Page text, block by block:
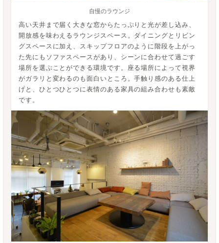
自慢のラウンジ
高い天井まで届く大きな窓からたっぷりと光が差し込み、
開放感を味わえるラウンジスペース。ダイニングとリビン
グスペースに加え、スキップフロアのように階段を上がっ
た先にもソファスペースがあり、シーンに合わせて過ごす
場所を選ぶことができる環境です。座る場所によって視界
がガラリと変わるのも面白いところ。手触り感のある仕上
げと、ひとつひとつに表情のある家具の組み合わせも素敵
です。